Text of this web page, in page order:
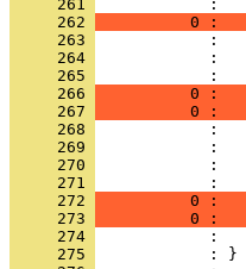
     261
     262
0 :
     263
     264
     265
     266
0 :
     267
0 :
     268
     269
     270
     271
     272
0 :
     273
0 :
     274
     275